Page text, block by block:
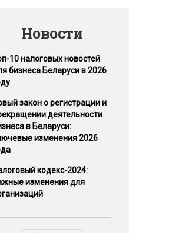
Новости
10 налоговых новостей
бизнеса Беларуси в 2026
закон о регистрации и
деятельности
в Беларуси:
изменения 2026
кодекс-2024:
изменения для